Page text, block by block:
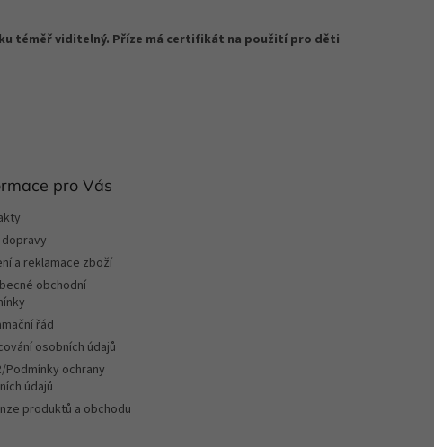
téměř viditelný. Příze má certifikát na použití pro děti
pro Vás
dopravy
a reklamace zboží
obchodní
řád
osobních údajů
Podmínky ochrany
údajů
produktů a obchodu